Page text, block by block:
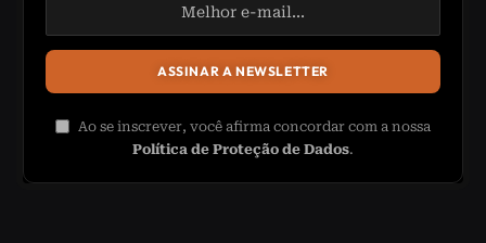
Ao se inscrever, você afirma concordar com a nossa
Política de Proteção de Dados.